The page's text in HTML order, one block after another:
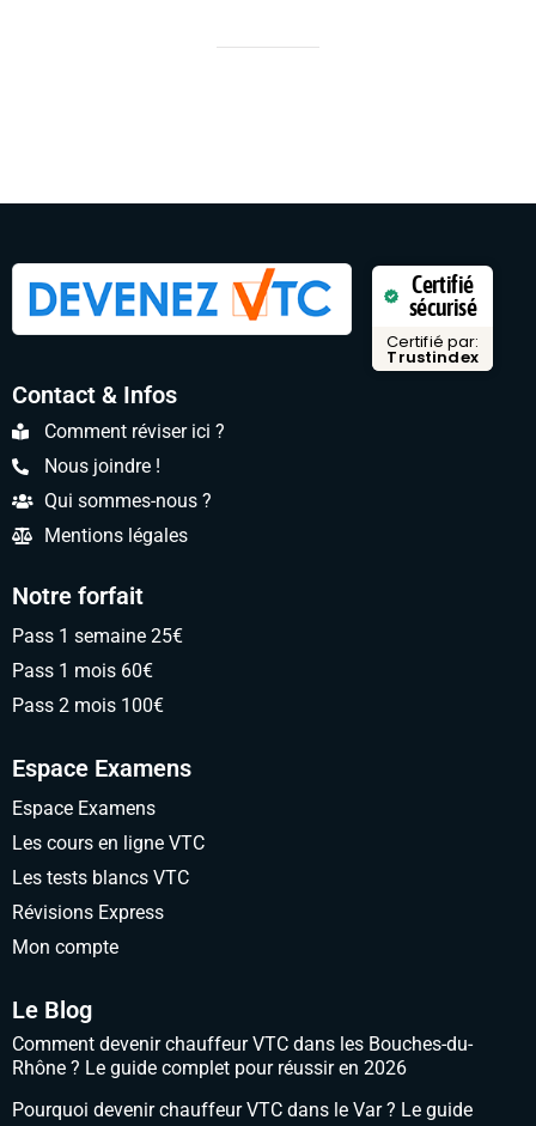
Certifié
sécurisé
Certifié par:
Trustindex
Contact & Infos
Comment réviser ici ?
Nous joindre !
Qui sommes-nous ?
Mentions légales
Notre forfait
Pass 1 semaine 25€
Pass 1 mois 60€
Pass 2 mois 100€
Espace Examens
Espace Examens
Les cours en ligne VTC
Les tests blancs VTC
Révisions Express
Mon compte
Le Blog
Comment devenir chauffeur VTC dans les Bouches-du-
Rhône ? Le guide complet pour réussir en 2026
Pourquoi devenir chauffeur VTC dans le Var ? Le guide